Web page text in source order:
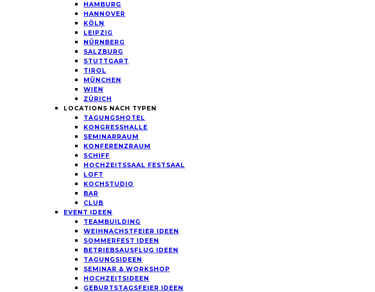
HAMBURG
HANNOVER
KÖLN
LEIPZIG
NÜRNBERG
SALZBURG
STUTTGART
TIROL
MÜNCHEN
WIEN
ZÜRICH
LOCATIONS NACH TYPEN
TAGUNGSHOTEL
KONGRESSHALLE
SEMINARRAUM
KONFERENZRAUM
SCHIFF
HOCHZEITSSAAL FESTSAAL
LOFT
KOCHSTUDIO
BAR
CLUB
EVENT IDEEN
TEAMBUILDING
WEIHNACHSTFEIER IDEEN
SOMMERFEST IDEEN
BETRIEBSAUSFLUG IDEEN
TAGUNGSIDEEN
SEMINAR & WORKSHOP
HOCHZEITSIDEEN
GEBURTSTAGSFEIER IDEEN